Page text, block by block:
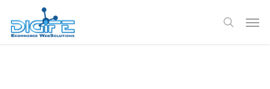
contenuto
ricerca